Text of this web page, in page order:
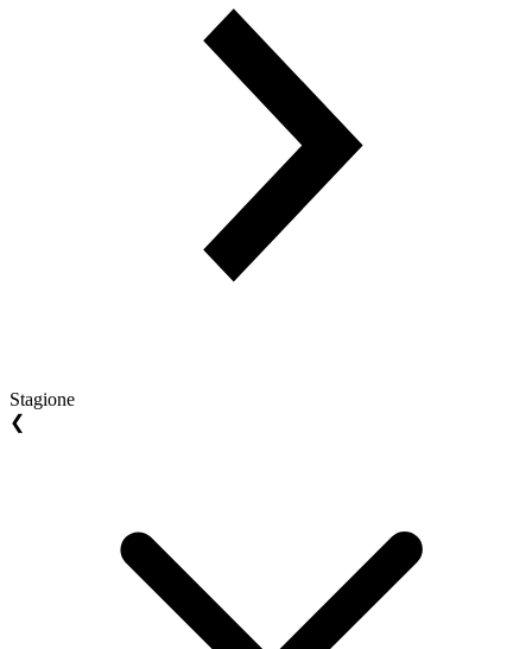
Stagione
❮